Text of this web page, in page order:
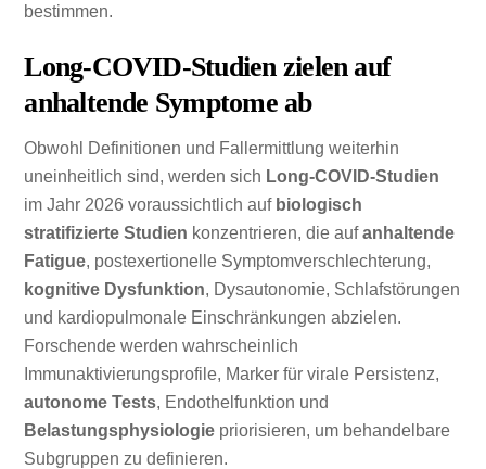
bestimmen.
Long-COVID-Studien zielen auf
anhaltende Symptome ab
Obwohl Definitionen und Fallermittlung weiterhin
uneinheitlich sind, werden sich Long-COVID-Studien
im Jahr 2026 voraussichtlich auf biologisch
stratifizierte Studien konzentrieren, die aufanhaltende
Fatigue, postexertionelle Symptomverschlechterung,
kognitive Dysfunktion, Dysautonomie, Schlafstörungen
und kardiopulmonale Einschränkungen abzielen.
Forschende werden wahrscheinlich
Immunaktivierungsprofile, Marker für virale Persistenz,
autonome Tests, Endothelfunktion und
Belastungsphysiologie priorisieren, um behandelbare
Subgruppen zu definieren.